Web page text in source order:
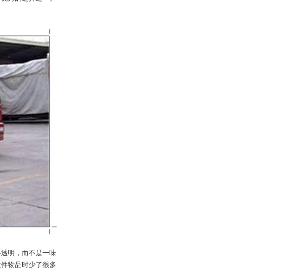
明，而不是一味
物品时少了很多